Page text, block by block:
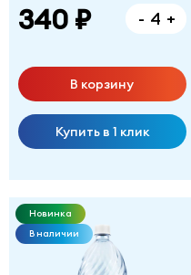
340 ₽ - +
В корзину
Купить в 1 клик
Новинка
В наличии